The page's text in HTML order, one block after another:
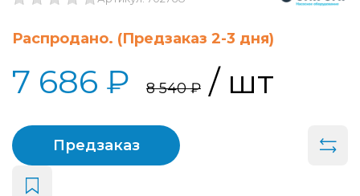
Распродано. (Предзаказ 2-3 дня)
7 686 ₽ 8 540 ₽ / шт
Предзаказ